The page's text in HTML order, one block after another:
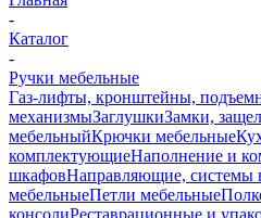
-
Каталог
-
Ручки мебельные
Газ-лифты, кронштейны,
механизмыЗаглушкиЗамки,
мебельныйКрючки мебельные
комплектующиеНаполнение и
шкафовНаправляющие, системы
мебельныеПетли мебельные
консолиРеставрационные и